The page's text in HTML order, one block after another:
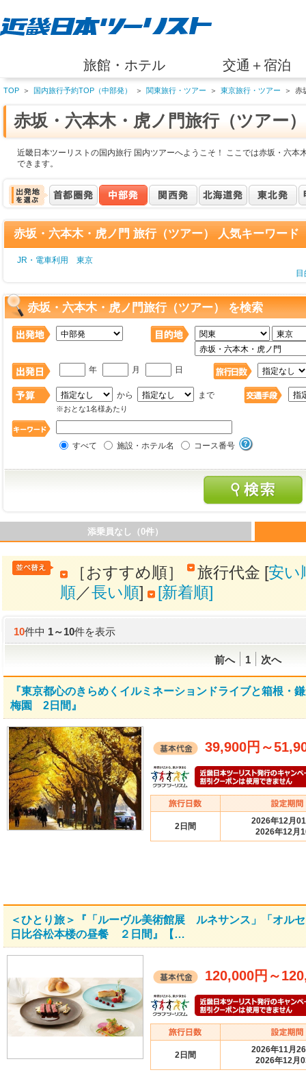
旅館・ホテル 交通＋宿泊
TOP ＞ 国内旅行予約TOP（中部発） ＞ 関東旅行・ツアー ＞ 東京旅行・ツアー ＞ 赤
赤坂・六本木・虎ノ門旅行（ツアー
近畿日本ツーリストの国内旅行 国内ツアーへようこそ！ ここでは赤坂・六本
できます。
赤坂・六本木・虎ノ門 旅行（ツアー） 人気キーワード
JR・電車利用 東京
赤坂・六本木・虎ノ門旅行（ツアー） を検索
年 月 日
から まで
※おとな1名様あたり
すべて 施設・ホテル名 コース番号
添乗員なし（0件）
［おすすめ順］ 旅行代金 [安い
順／長い順] [新着順]
10件中1～10件を表示
前へ 1 次へ
『東京都心のきらめくイルミネーションドライブと箱根・
梅園 2日間』
39,900円 ～
2日間
2026年12月
2026年12月
＜ひとり旅＞『「ルーヴル美術館展 ルネサンス」「オ
日比谷松本楼の昼餐 ２日間』【…
120,000円 ～
2日間
2026年11月
2026年12月